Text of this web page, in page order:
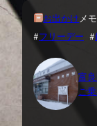
お出かけ メモ
#フリーデー #
富
ご